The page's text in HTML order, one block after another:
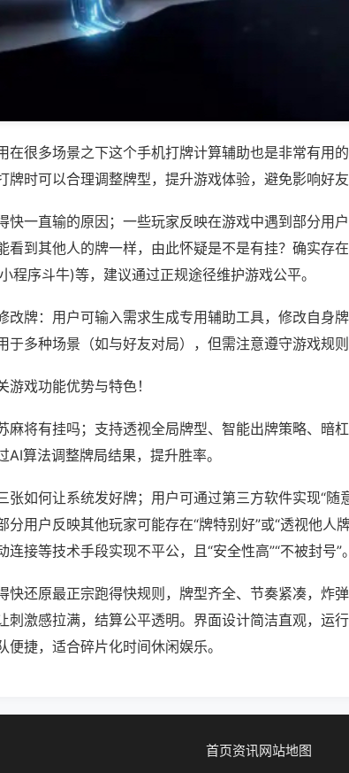
在很多场景之下这个手机打牌计算辅助也是非常有用
牌时可以合理调整牌型，提升游戏体验，避免影响好友
快一直输的原因；一些玩家反映在游戏中遇到部分用
看到其他人的牌一样，由此怀疑是不是有挂？确实存
程序斗牛)等，建议通过正规途径维护游戏公平。
改牌：用户可输入需求生成专用辅助工具，修改自身
于多种场景（如与好友对局），但需注意遵守游戏规则
游戏功能优势与特色！
麻将有挂吗；支持透视全局牌型、智能出牌策略、暗
AI算法调整牌局结果，提升胜率。
张如何让系统发好牌；用户可通过第三方软件实现“随
分用户反映其他玩家可能存在“牌特别好”或“透视他人
连接等技术手段实现不平公，且“安全性高”“不被封号”。
快还原最正宗跑得快规则，牌型齐全、节奏紧凑，炸
刺激感拉满，结算公平透明。界面设计简洁直观，运
便捷，适合碎片化时间休闲娱乐。
首页资讯网站地图